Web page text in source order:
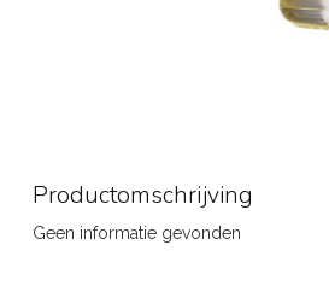
Productomschrijving
Geen informatie gevonden